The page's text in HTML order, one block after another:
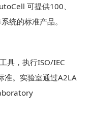
可提供100、
统的标准产品。
具，执行ISO/IEC
。实验室通过A2LA